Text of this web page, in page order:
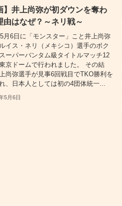
】井上尚弥が初ダウンを奪わ
由はなぜ？～ネリ戦～
月6日に「モンスター」こと井上尚弥
イス・ネリ（メキシコ）選手のボク
ーパーバンタム級タイトルマッチ12
京ドームで行われました。 その結
尚弥選手が見事6回戦目でTKO勝利を
、日本人としては初の4団体統一...
5月6日